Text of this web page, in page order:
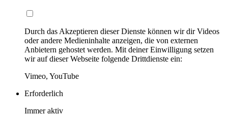
Durch das Akzeptieren dieser Dienste können wir dir Videos
oder andere Medieninhalte anzeigen, die von externen
Anbietern gehostet werden. Mit deiner Einwilligung setzen
wir auf dieser Webseite folgende Drittdienste ein:
Vimeo, YouTube
Erforderlich
Immer aktiv